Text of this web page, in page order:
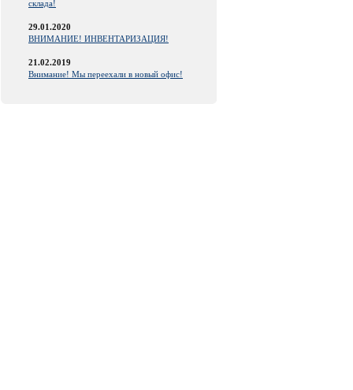
склада!
29.01.2020
ВНИМАНИЕ! ИНВЕНТАРИЗАЦИЯ!
21.02.2019
Внимание! Мы переехали в новый офис!